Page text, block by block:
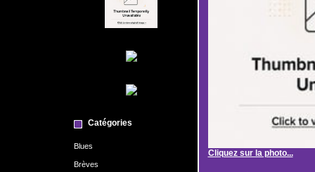
Catégories
Blues
Brèves
Cliquez sur la photo...